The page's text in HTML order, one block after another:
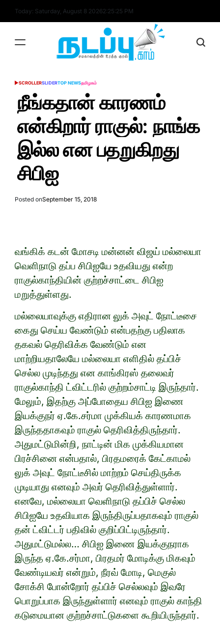
Today: Saturday, August 8 20262:25:25 PM
POSTED
SCROLLERSLIDERTOP NEWSதமிழகம்
நீங்கதான் காரணம்
என்கிறார் ராகுல்: நாங்க
இல்ல என பதறுகிறது
சிபிஐ
Posted onSeptember 15, 2018
வங்கிக் கடன் மோசடி மன்னன் விஜய் மல்லையா
வெளிநாடு தப்ப சிபிஐயே உதவியது என்ற
ராகுல்காந்தியின் குற்றச்சாட்டை சிபிஐ
மறுத்துள்ளது.
மல்லையாவுக்கு எதிரான லுக் அவுட் நோட்டீசை
கைது செய்ய வேண்டும் என்பதற்கு பதிலாக
தகவல் தெரிவிக்க வேண்டும் என
மாற்றியதாலேயே மல்லையா எளிதில் தப்பிச்
செல்ல முடிந்தது என காங்கிரஸ் தலைவர்
ராகுல்காந்தி ட்விட்டரில் குற்றம்சாட்டி இருந்தார்.
மேலும், இதற்கு அப்போதைய சிபிஐ இணை
இயக்குநர் ஏ.கே.சர்மா முக்கியக் காரணமாக
இருந்ததாகவும் ராகுல் தெரிவித்திருந்தார்.
அதுமட்டுமின்றி, நாட்டின் மிக முக்கியமான
பிரச்சினை என்பதால், பிரதமரைக் கேட்காமல்
லுக் அவுட் நோட்டீசில் மாற்றம் செய்திருக்க
முடியாது எனவும் அவர் தெரிவித்துள்ளார்.
எனவே, மல்லையா வெளிநாடு தப்பிச் செல்ல
சிபிஐயே உதவியாக இருந்திருப்பதாகவும் ராகுல்
தன் ட்விட்டர் பதிவில் குறிப்பிட்டிருந்தார்.
அதுமட்டுமல்ல… சிபிஐ இணை இயக்குநராக
இருந்த ஏ.கே.சர்மா, பிரதமர் மோடிக்கு மிகவும்
வேண்டியவர் என்றும், நீரவ் மோடி, மெகுல்
சோக்சி போன்றோர் தப்பிச் செல்லவும் இவரே
பொறுப்பாக இருந்துள்ளார் எனவும் ராகுல் காந்தி
கடுமையான குற்றச்சாட்டுகளை கூறியிருந்தார்.